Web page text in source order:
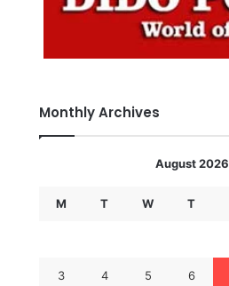
Monthly Archives
August 2026
M T W T
3 4 5 6